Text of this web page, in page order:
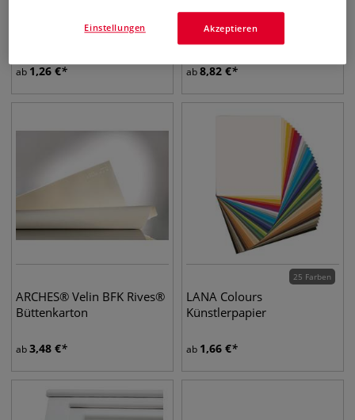
ab 1,26 €
Kunstdruck-Papier
ab8,82 €
ARCHES® Velin BFK Rives®
Büttenkarton
ab3,48 €
25 Farben
LANA Colours
Künstlerpapier
ab 1,66 €
Akzeptieren
Einstellungen